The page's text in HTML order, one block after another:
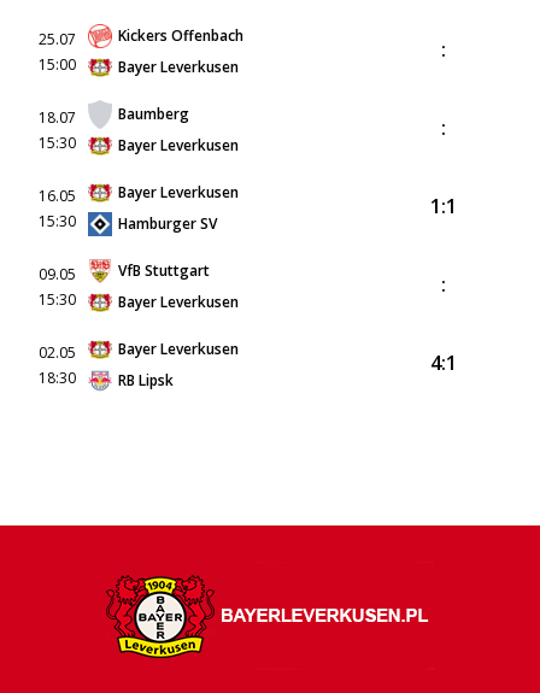
25.07
15:00
Kickers Offenbach
Bayer Leverkusen
:
18.07
15:30
Baumberg
Bayer Leverkusen
:
16.05
15:30
Bayer Leverkusen
Hamburger SV
1:1
09.05
15:30
VfB Stuttgart
Bayer Leverkusen
:
02.05
18:30
Bayer Leverkusen
RB Lipsk
4:1